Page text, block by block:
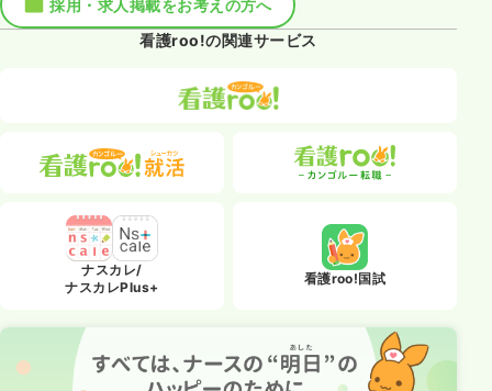
採用・求人掲載をお考えの方へ
看護roo!の関連サービス
ナスカレ/
ナスカレPlus+
看護roo!国試